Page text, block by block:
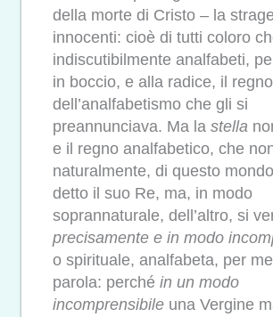
della morte di Cristo – la
innocenti: cioè di tutti coloro
indiscutibilmente analfabeti,
in boccio, e alla radice, il
dell’analfabetismo che gli si
preannunciava. Ma la stella
e il regno analfabetico, che
naturalmente, di questo
detto il suo Re, ma, in modo
soprannaturale, dell’altro, si
precisamente e in modo
o spirituale, analfabeta, per
parola: perché in un modo
incomprensibile una Vergine